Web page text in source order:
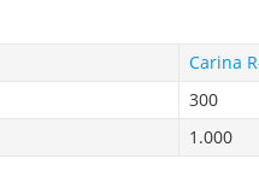
Carina
300
1.000